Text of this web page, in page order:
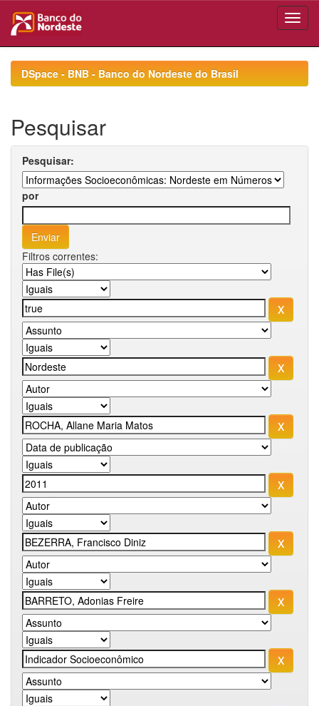
navigationDSpace - BNB - Banco do Nordeste do Brasil
Pesquisar
Pesquisar:
por
Filtros correntes: